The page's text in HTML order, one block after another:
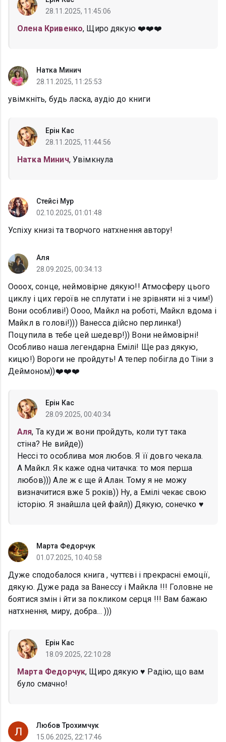
28.11.2025, 11:45:06
Олена Кривенко, Щиро дякую ❤️❤️❤️
Натка Минич
28.11.2025, 11:25:53
увімкніть, будь ласка, аудіо до книги
Ерін Кас
28.11.2025, 11:44:56
Натка Минич, Увімкнула
Стейсі Мур
02.10.2025, 01:01:48
Успіху книзі та творчого натхнення автору!
Аля
28.09.2025, 00:34:13
Оооох, сонце, неймовірне дякую!! Атмосферу цього
циклу і цих героїв не сплутати і не зрівняти ні з чим!)
Вони особливі!) Оооо, Майкл на роботі, Майкл вдома і
Майкл в голові!))) Ванесса дійсно перлинка!)
Поцупила в тебе цей шедевр!)) Вони неймовірні!
Особливо наша легендарна Емілі! Ще раз дякую,
кицю!) Вороги не пройдуть! А тепер побігла до Тіни з
Деймоном))❤️❤️❤️
Ерін Кас
28.09.2025, 00:40:34
Аля, Та куди ж вони пройдуть, коли тут така
стіна? Не вийде))
Нессі то особлива моя любов. Я її довго чекала.
А Майкл. Як каже одна читачка: то моя перша
любов))) Але ж є ще й Алан. Тому я не можу
визначитися вже 5 років)) Ну, а Емілі чекає свою
історію. Я знайшла цей файл)) Дякую, сонечко ♥
Марта Федорчук
01.07.2025, 10:40:58
Дуже сподобалося книга , чуттєві і прекрасні емоції,
дякую. Дуже рада за Ванессу і Майкла !!! Головне не
боятися змін і йти за покликом серця !!! Вам бажаю
натхнення, миру, добра... )))
Ерін Кас
18.09.2025, 22:10:28
Марта Федорчук, Щиро дякую ♥ Радію, що вам
було смачно!
Любов Трохимчук
15.06.2025, 22:17:46